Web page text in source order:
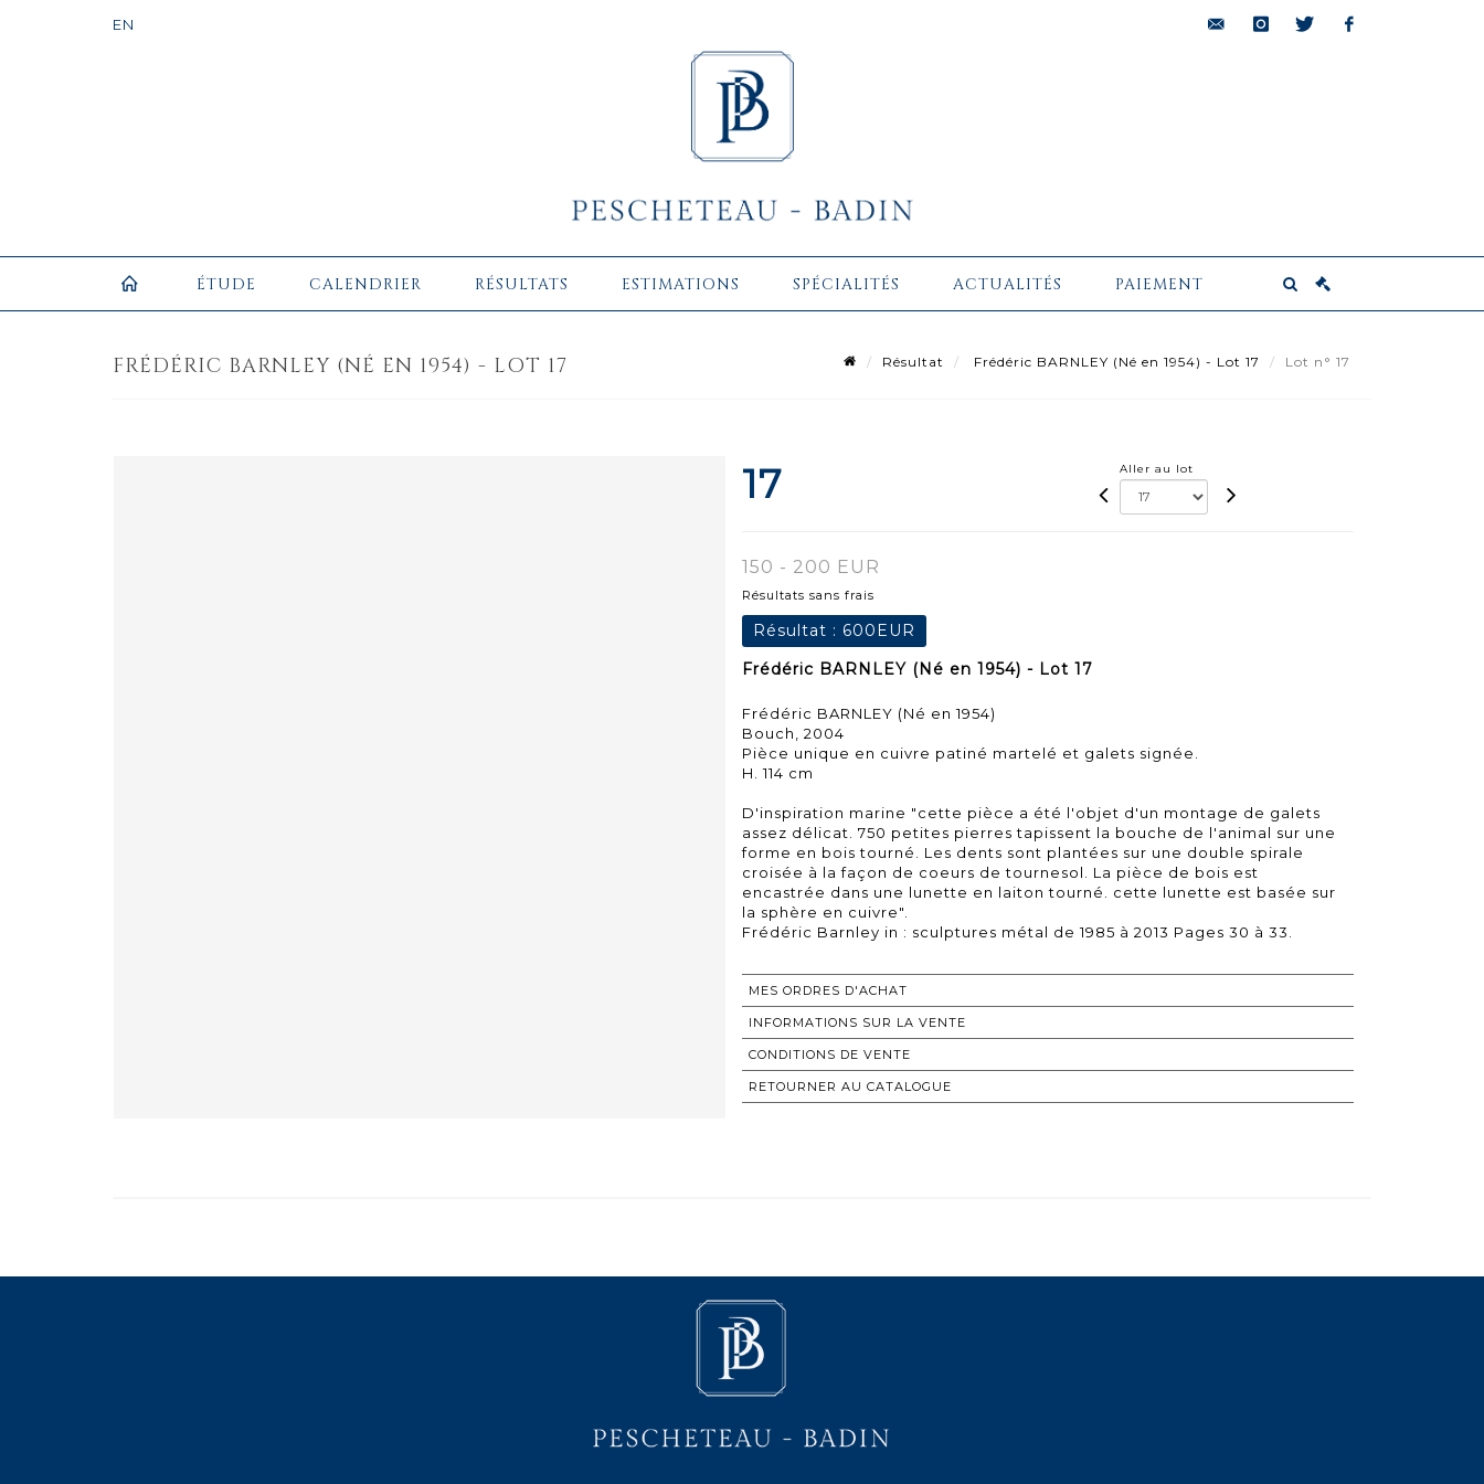
ÉTUDE CALENDRIER RÉSULTATS ESTIMATIONS SPÉCIALITÉS ACTUALITÉS PAIEMENT
FRÉDÉRIC BARNLEY (NÉ EN 1954) - LOT 17 Résultat Frédéric BARNLEY (Né en 1954) - Lot 17 Lot n° 17
17 Aller au lot
150 - 200 EUR
Résultats sans frais
Résultat : 600EUR
Frédéric BARNLEY (Né en 1954) - Lot 17
Frédéric BARNLEY (Né en 1954)
Bouch, 2004
Pièce unique en cuivre patiné martelé et galets signée.
H. 114 cm
D'inspiration marine "cette pièce a été l'objet d'un montage de galets
assez délicat. 750 petites pierres tapissent la bouche de l'animal sur une
forme en bois tourné. Les dents sont plantées sur une double spirale
croisée à la façon de coeurs de tournesol. La pièce de bois est
encastrée dans une lunette en laiton tourné. cette lunette est basée sur
la sphère en cuivre".
Frédéric Barnley in : sculptures métal de 1985 à 2013 Pages 30 à 33.
MES ORDRES D'ACHAT
INFORMATIONS SUR LA VENTE
CONDITIONS DE VENTE
RETOURNER AU CATALOGUE